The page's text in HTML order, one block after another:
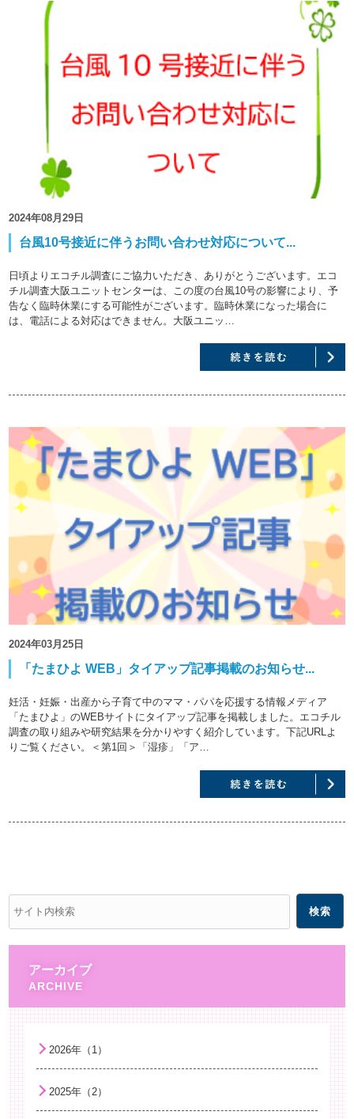
2024年08月29日
台風10号接近に伴うお問い合わせ対応について...
日頃よりエコチル調査にご協力いただき、ありがとうございます。エコ
チル調査大阪ユニットセンターは、この度の台風10号の影響により、予
告なく臨時休業にする可能性がございます。臨時休業になった場合に
は、電話による対応はできません。大阪ユニッ…
2024年03月25日
「たまひよ WEB」タイアップ記事掲載のお知らせ...
妊活・妊娠・出産から子育て中のママ・パパを応援する情報メディア
「たまひよ」のWEBサイトにタイアップ記事を掲載しました。エコチル
調査の取り組みや研究結果を分かりやすく紹介しています。下記URLよ
りご覧ください。＜第1回＞「湿疹」「ア…
アーカイブ
2026年（1）
2025年（2）